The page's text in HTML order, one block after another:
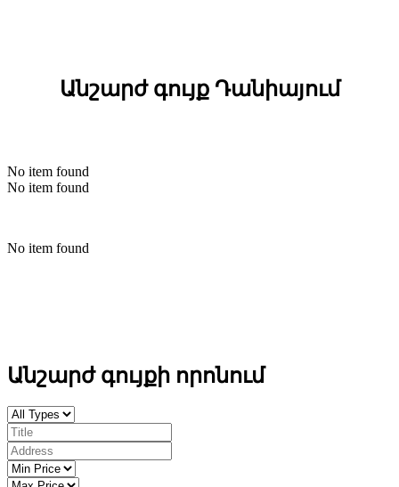
Անշարժ գույք Դանիայում
No item found
No item found
No item found
Անշարժ գույքի որոնում